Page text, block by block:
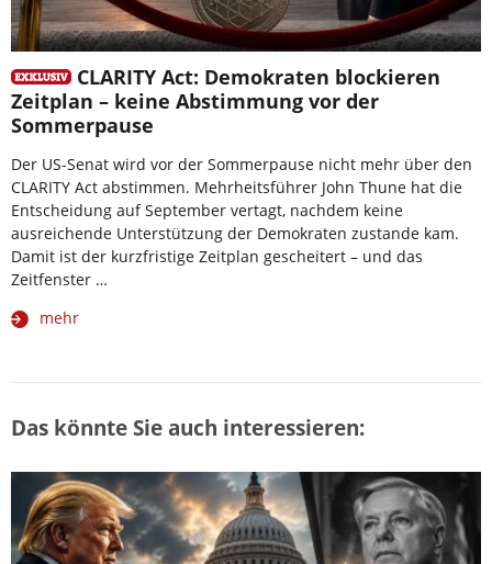
CLARITY Act: Demokraten blockieren
Zeitplan – keine Abstimmung vor der
Sommerpause
Der US-Senat wird vor der Sommerpause nicht mehr über den
CLARITY Act abstimmen. Mehrheitsführer John Thune hat die
Entscheidung auf September vertagt, nachdem keine
ausreichende Unterstützung der Demokraten zustande kam.
Damit ist der kurzfristige Zeitplan gescheitert – und das
Zeitfenster …
mehr
Das könnte Sie auch interessieren: